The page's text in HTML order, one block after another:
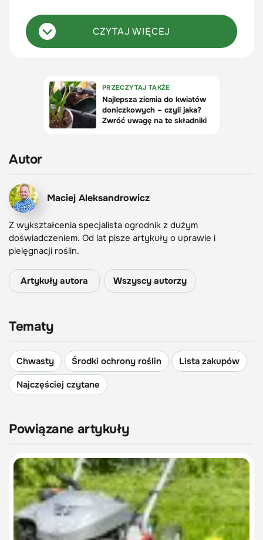
CZYTAJ WIĘCEJ
Autor
Maciej Aleksandrowicz
Z wykształcenia specjalista ogrodnik z dużym
doświadczeniem. Od lat pisze artykuły o uprawie i
pielęgnacji roślin.
Artykuły autora Wszyscy autorzy
Tematy
Chwasty Środki ochrony roślin
Lista zakupów
Najczęściej czytane
Powiązane artykuły